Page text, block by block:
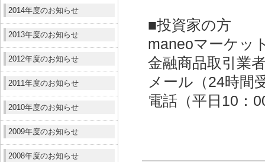
2014年度のお知らせ
2013年度のお知らせ
2012年度のお知らせ
2011年度のお知らせ
2010年度のお知らせ
2009年度のお知らせ
2008年度のお知らせ
■投資家の方
maneoマーケッ
金融商品取引業
メール（24時間
電話（平日10：